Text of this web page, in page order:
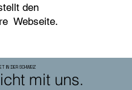
den
Webseite.
IN DER SCHWEIZ
mit uns.